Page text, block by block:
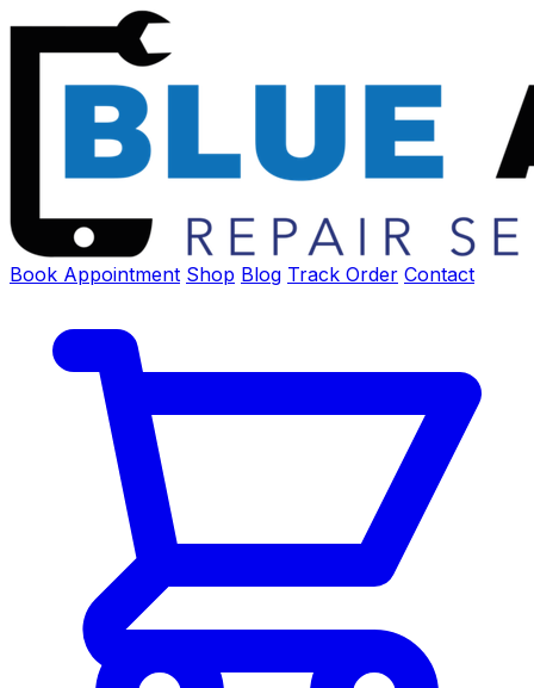
Book Appointment Shop Blog Track Order Contact